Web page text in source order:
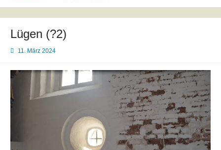
(8)
Lügen (?2)
11. März 2024